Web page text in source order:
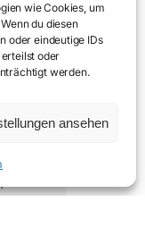
wie Cookies, um
du diesen
oder eindeutige IDs
oder
werden.
ansehen